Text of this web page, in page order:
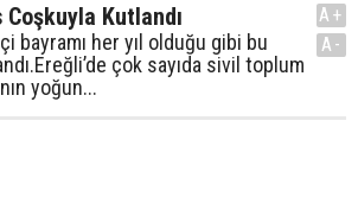
Coşkuyla Kutlandı
bayramı her yıl olduğu gibi bu
çok sayıda sivil toplum
yoğun...
A+
A-